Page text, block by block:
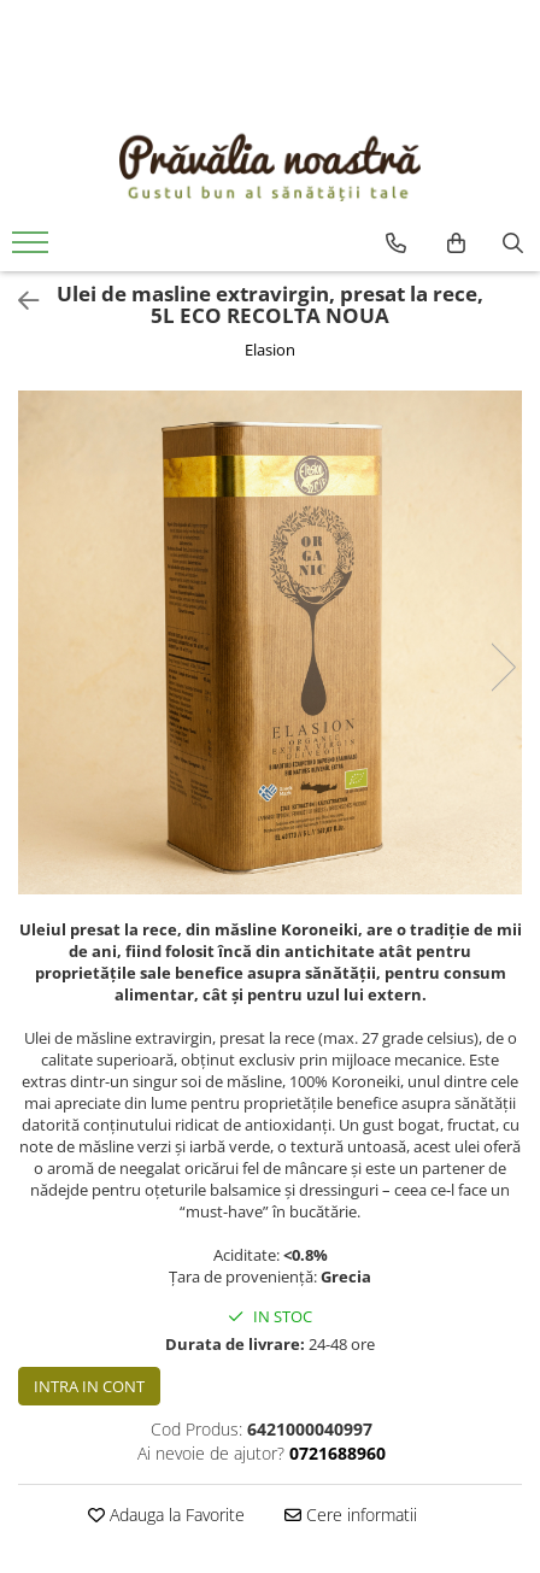
ULEIURI ȘI UNTURI
MĂSLINE
NUCI ȘI SEMINȚE
FRUCTE DESHIDRATATE
ÎNDULCITORI NATURALI / MIERE
OȚETURI ȘI SOSURI
FĂINĂ FĂRĂ GLUTEN
BĂUTURI / LAPTE VEGETAL
CREME ȘI PASTE TARTINABILE
CIOCOLATĂ ȘI CACAO
PRODUSE ECO / ORGANICE
PRODUSE ROMÂNEȘTI
REMEDII NATURISTE
TOATE PRODUSELE
Ulei de masline extravirgin, presat la rece,
5L ECO RECOLTA NOUA
Elasion
Uleiul presat la rece, din măsline Koroneiki, are o tradiție de mii
de ani, fiind folosit încă din antichitate atât pentru
proprietățile sale benefice asupra sănătății, pentru consum
alimentar, cât și pentru uzul lui extern.
Ulei de măsline extravirgin, presat la rece (max. 27 grade celsius), de o
calitate superioară, obținut exclusiv prin mijloace mecanice. Este
extras dintr-un singur soi de măsline, 100% Koroneiki, unul dintre cele
mai apreciate din lume pentru proprietățile benefice asupra sănătății
datorită conținutului ridicat de antioxidanți. Un gust bogat, fructat, cu
note de măsline verzi și iarbă verde, o textură untoasă, acest ulei oferă
o aromă de neegalat oricărui fel de mâncare și este un partener de
nădejde pentru oțeturile balsamice și dressinguri – ceea ce-l face un
“must-have” în bucătărie.
Aciditate:<0.8%
Țara de proveniență:Grecia
IN STOC
Durata de livrare: 24-48 ore
INTRA IN CONT
Cod Produs: 6421000040997
Ai nevoie de ajutor? 0721688960
Adauga la Favorite Cere informatii